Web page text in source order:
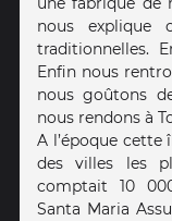
nous explique
traditionnelles.
Enfin nous
nous goûtons
nous rendons à
A l’époque
des villes les
comptait 10
Santa Maria